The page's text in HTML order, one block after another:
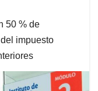
50 % de
impuesto